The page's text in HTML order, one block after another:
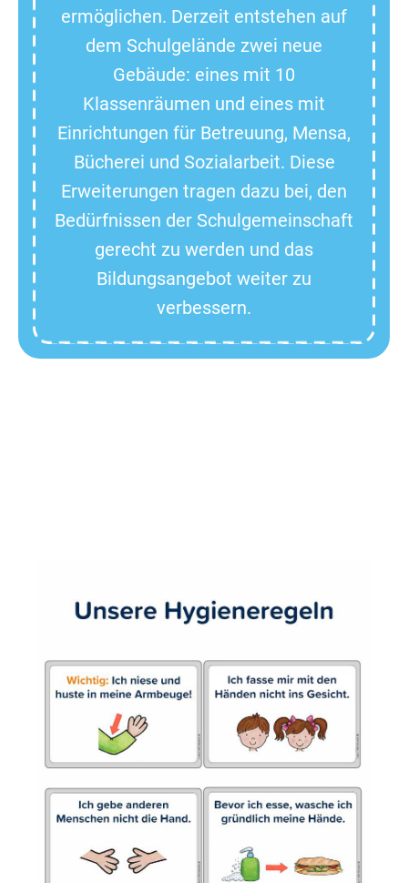
ermöglichen. Derzeit entstehen auf
dem Schulgelände zwei neue
Gebäude: eines mit 10
Klassenräumen und eines mit
Einrichtungen für Betreuung, Mensa,
Bücherei und Sozialarbeit. Diese
Erweiterungen tragen dazu bei, den
Bedürfnissen der Schulgemeinschaft
gerecht zu werden und das
Bildungsangebot weiter zu
verbessern.